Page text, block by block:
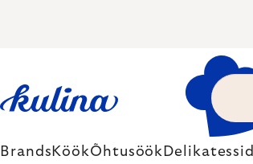
Brands KöökÕhtusöök Delikatessid